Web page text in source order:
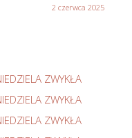
2 czerwca 2025
ZWYKŁA
ZWYKŁA
ZWYKŁA